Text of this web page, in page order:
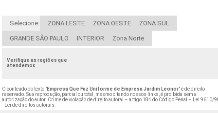
Selecione: ZONA LESTE ZONA OESTE ZONA SUL
GRANDE SÃO PAULO INTERIOR Zona Norte
Verifique as regiões que
atendemos
O conteúdo do texto "Empresa Que Faz Uniforme de Empresa Jardim Leonor" é de direito
reservado. Sua reprodução, parcial ou total, mesmo citando nossos links, é proibida sem a
autorização do autor. Crime de violação de direito autoral – artigo 184 do Código Penal – Lei 9610/
- Lei de direitos autorais.